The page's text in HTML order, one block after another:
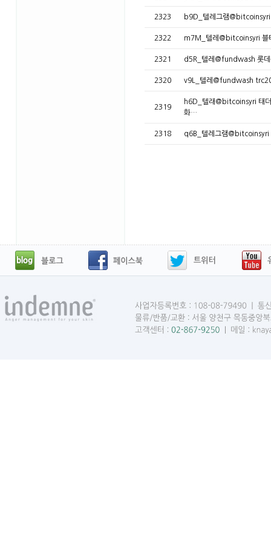
2323 b9D_텔레그램
2322 m7M_텔레@bitcoinsyri 블
2321 d5R_텔레@fundwash 롯데
2320 v9L_텔레@fundwash
2319
h6D_텔래@bitcoinsyri 태더
화…
2318 q6B_텔레그램@bitcoinsyri